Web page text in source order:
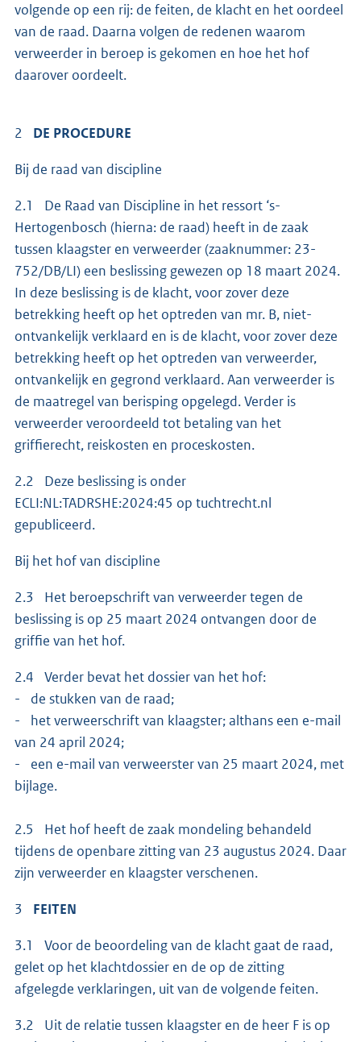
volgende op een rij: de feiten, de klacht en het oordeel
van de raad. Daarna volgen de redenen waarom
verweerder in beroep is gekomen en hoe het hof
daarover oordeelt.
2 DE PROCEDURE
Bij de raad van discipline
2.1 De Raad van Discipline in het ressort ‘s-
Hertogenbosch (hierna: de raad) heeft in de zaak
tussen klaagster en verweerder (zaaknummer: 23-
752/DB/LI) een beslissing gewezen op 18 maart 2024.
In deze beslissing is de klacht, voor zover deze
betrekking heeft op het optreden van mr. B, niet-
ontvankelijk verklaard en is de klacht, voor zover deze
betrekking heeft op het optreden van verweerder,
ontvankelijk en gegrond verklaard. Aan verweerder is
de maatregel van berisping opgelegd. Verder is
verweerder veroordeeld tot betaling van het
griffierecht, reiskosten en proceskosten.
2.2 Deze beslissing is onder
ECLI:NL:TADRSHE:2024:45 op tuchtrecht.nl
gepubliceerd.
Bij het hof van discipline
2.3 Het beroepschrift van verweerder tegen de
beslissing is op 25 maart 2024 ontvangen door de
griffie van het hof.
2.4 Verder bevat het dossier van het hof:
- de stukken van de raad;
- het verweerschrift van klaagster; althans een e-mail
van 24 april 2024;
- een e-mail van verweerster van 25 maart 2024, met
bijlage.
2.5 Het hof heeft de zaak mondeling behandeld
tijdens de openbare zitting van 23 augustus 2024. Daar
zijn verweerder en klaagster verschenen.
3 FEITEN
3.1 Voor de beoordeling van de klacht gaat de raad,
gelet op het klachtdossier en de op de zitting
afgelegde verklaringen, uit van de volgende feiten.
3.2 Uit de relatie tussen klaagster en de heer F is op